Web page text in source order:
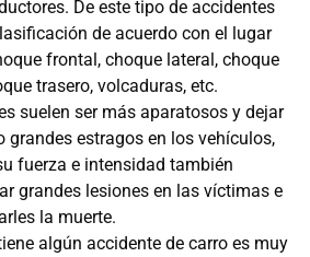
De este tipo de accidentes
de acuerdo con el lugar
frontal, choque lateral, choque
trasero, volcaduras, etc.
suelen ser más aparatosos y dejar
grandes estragos en los vehículos,
fuerza e intensidad también
grandes lesiones en las víctimas e
la muerte.
algún accidente de carro es muy